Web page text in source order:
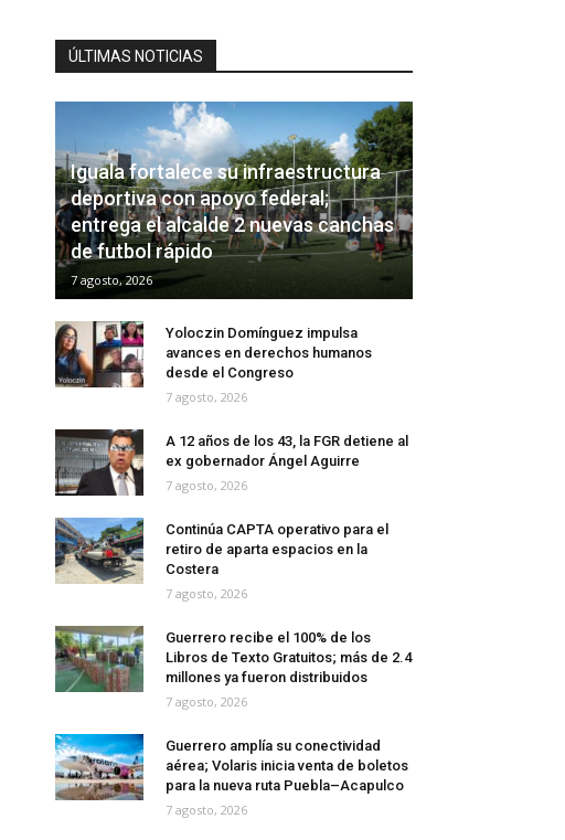
ÚLTIMAS NOTICIAS
Iguala fortalece su infraestructura
deportiva con apoyo federal;
entrega el alcalde 2 nuevas canchas
de futbol rápido
7 agosto, 2026
Yoloczin Domínguez impulsa
avances en derechos humanos
desde el Congreso
7 agosto, 2026
A 12 años de los 43, la FGR detiene al
ex gobernador Ángel Aguirre
7 agosto, 2026
Continúa CAPTA operativo para el
retiro de aparta espacios en la
Costera
7 agosto, 2026
Guerrero recibe el 100% de los
Libros de Texto Gratuitos; más de 2.4
millones ya fueron distribuidos
7 agosto, 2026
Guerrero amplía su conectividad
aérea; Volaris inicia venta de boletos
para la nueva ruta Puebla–Acapulco
7 agosto, 2026